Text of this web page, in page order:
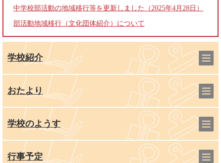
中学校部活動の地域移行等を更新しました（2025年4月28日）
部活動地域移行（文化団体紹介）について
学校紹介
おたより
学校のようす
行事予定